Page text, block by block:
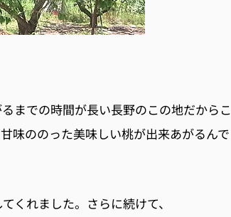
までの時間が長い長野のこの地だからこ
味ののった美味しい桃が出来あがるんで
くれました。さらに続けて、